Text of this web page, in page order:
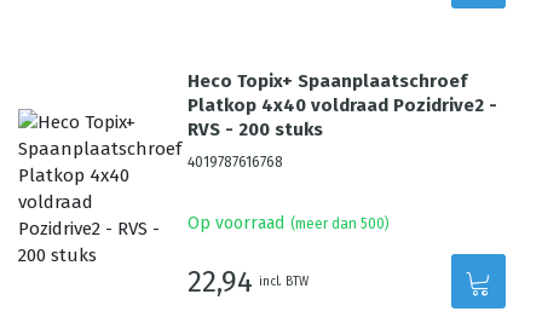
Heco Topix+ Spaanplaatschroef
Platkop 4x40 voldraad Pozidrive2 -
RVS - 200 stuks
4019787616768
Op voorraad (meer dan 500)
22,94 incl. BTW